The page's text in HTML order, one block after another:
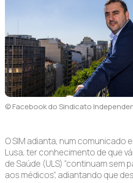
© Facebook do Sindicato
O SIM adianta, num comunicado
Lusa, ter conhecimento de que
de Saúde (ULS) “continuam sem
aos médicos”, adiantando que